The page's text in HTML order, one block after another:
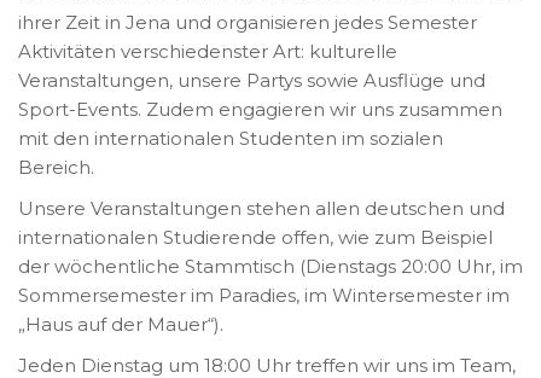
ihrer Zeit in Jena und organisieren jedes Semester
Aktivitäten verschiedenster Art: kulturelle
Veranstaltungen, unsere Partys sowie Ausflüge und
Sport-Events. Zudem engagieren wir uns zusammen
mit den internationalen Studenten im sozialen
Bereich.
Unsere Veranstaltungen stehen allen deutschen und
internationalen Studierende offen, wie zum Beispiel
der wöchentliche Stammtisch (Dienstags 20:00 Uhr, im
Sommersemester im Paradies, im Wintersemester im
„Haus auf der Mauer“).
Jeden Dienstag um 18:00 Uhr treffen wir uns im Team,